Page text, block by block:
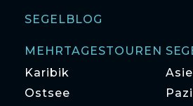
SEGELBLOG
MEHRTAGESTOUREN
Karibik
Ostsee